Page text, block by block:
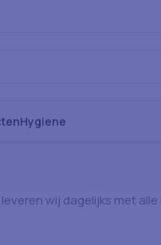
Hygiene
wij dagelijks met